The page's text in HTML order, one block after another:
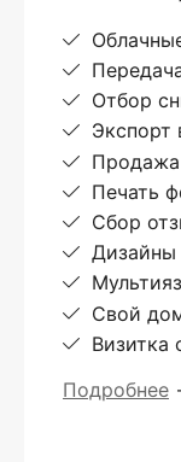
Отбор
Экспорт
Продажа
Печать
Сбор
Дизайны
Свой
Визитка
Подробнее